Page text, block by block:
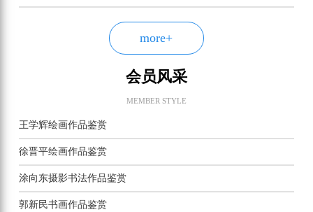
more+
会员风采
MEMBER STYLE
王学辉绘画作品鉴赏
徐晋平绘画作品鉴赏
涂向东摄影书法作品鉴赏
郭新民书画作品鉴赏